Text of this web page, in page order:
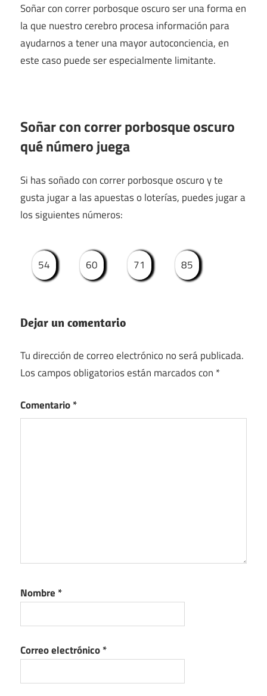
Soñar con correr porbosque oscuro ser una forma en
la que nuestro cerebro procesa información para
ayudarnos a tener una mayor autoconciencia, en
este caso puede ser especialmente limitante.
Soñar con correr porbosque oscuro
qué número juega
Si has soñado con correr porbosque oscuro y te
gusta jugar a las apuestas o loterías, puedes jugar a
los siguientes números:
54 60 71 85
Dejar un comentario
Tu dirección de correo electrónico no será publicada.
Los campos obligatorios están marcados con *
Comentario*
Nombre *
Correo electrónico*